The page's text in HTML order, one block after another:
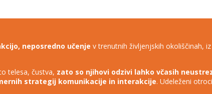
neposredno učenje v trenutnih življenjskih okoliščinah,
telesa, čustva, zato so njihovi odzivi lahko včasih
strategij komunikacije in interakcije. Udeleženi